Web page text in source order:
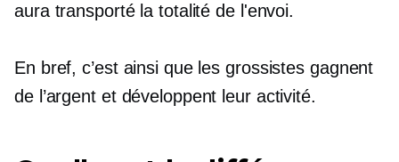
aura transporté la totalité de l'envoi.
En bref, c’est ainsi que les grossistes gagnent
de l’argent et développent leur activité.